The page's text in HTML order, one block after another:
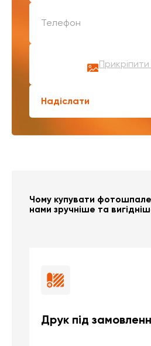
Надіслати
Чому купувати
нами зручніше та
Друк під